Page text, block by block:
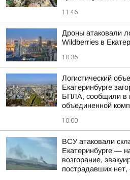
11:46
Дроны атаковали
Wildberries в
10:36
Логистический
Екатеринбурге
БПЛА, сообщили в
объединенной
10:00
ВСУ атаковали
Екатеринбурге —
возгорание,
пострадавших